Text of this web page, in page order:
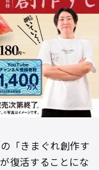
「きまぐれ創作す
復活することにな